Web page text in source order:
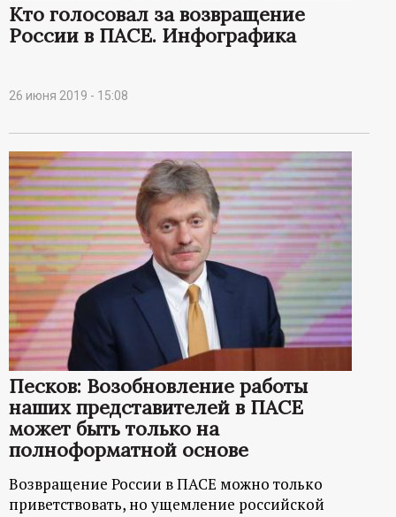
Кто голосовал за возвращение
России в ПАСЕ. Инфографика
26 июня 2019 - 15:08
Песков: Возобновление работы
наших представителей в ПАСЕ
может быть только на
полноформатной основе
Возвращение России в ПАСЕ можно только
приветствовать, но ущемление российской